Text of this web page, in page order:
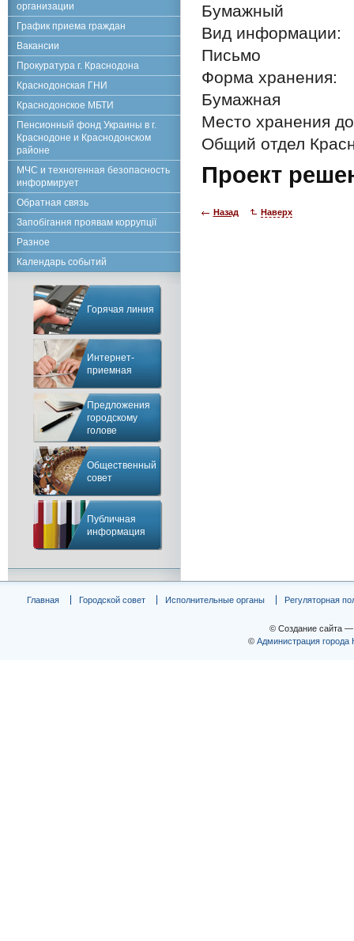
Бумажный
Вид информации:
Письмо
Форма хранения:
Бумажная
Место хранения
Общий отдел
Проект
Назад Наверх
организации
График приема граждан
Вакансии
Прокуратура г. Краснодона
Краснодонская ГНИ
Краснодонское МБТИ
Пенсионный фонд Украины в г.
Краснодоне и Краснодонском
районе
МЧС и техногенная безопасность
информирует
Обратная связь
Запобігання проявам коррупції
Разное
Календарь событий
Горячая линия
Интернет-
приемная
Предложения
городскому
голове
Общественный
совет
Публичная
информация
Главная Городской совет Исполнительные органы Регуляторная
© Создание сайта
© Администрация города